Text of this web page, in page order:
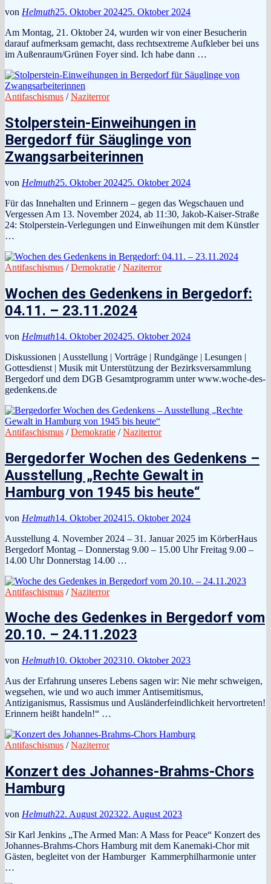
von Helmuth25. Oktober 202425. Oktober 2024
Am Montag, 21. Oktober 24, wurden wir von einer Besucherin
darauf aufmerksam gemacht, dass rechtsextreme Aufkleber bei uns
im Außenraum/Grünen Foyer sind. Ich habe dann …
Antifaschismus /Naziterror
Stolperstein-Einweihungen in
Bergedorf für Säuglinge von
Zwangsarbeiterinnen
von Helmuth25. Oktober 202425. Oktober 2024
Für das Innehalten und Erinnern – gegen das Wegschauen und
Vergessen Am 13. November 2024, ab 11:30, Jakob-Kaiser-Straße
24: Stolperstein-Verlegungen und Einweihungen mit dem Künstler
…
Antifaschismus /Demokratie /Naziterror
Wochen des Gedenkens in Bergedorf:
04.11. – 23.11.2024
von Helmuth14. Oktober 202425. Oktober 2024
Diskussionen | Ausstellung | Vorträge | Rundgänge | Lesungen |
Gottesdienst | Musik mit Unterstützung der Bezirksversammlung
Bergedorf und dem DGB Gesamtprogramm unter www.woche-des-
gedenkens.de
Antifaschismus /Demokratie /Naziterror
Bergedorfer Wochen des Gedenkens –
Ausstellung „Rechte Gewalt in
Hamburg von 1945 bis heute“
von Helmuth14. Oktober 202415. Oktober 2024
Ausstellung 4. November 2024 – 31. Januar 2025 im KörberHaus
Bergedorf Montag – Donnerstag 9.00 – 15.00 Uhr Freitag 9.00 –
14.00 Uhr Donnerstag 14.00 …
Antifaschismus /Naziterror
Woche des Gedenkes in Bergedorf vom
20.10. – 24.11.2023
von Helmuth10. Oktober 202310. Oktober 2023
Aus der Erfahrung unseres Lebens sagen wir: Nie mehr schweigen,
wegsehen, wie und wo auch immer Antisemitismus,
Antiziganismus, Rassismus und Ausländerfeindlichkeit hervortreten!
Erinnern heißt handeln!“ …
Antifaschismus /Naziterror
Konzert des Johannes-Brahms-Chors
Hamburg
von Helmuth22. August 202322. August 2023
Sir Karl Jenkins „The Armed Man: A Mass for Peace“ Konzert des
Johannes-Brahms-Chors Hamburg mit dem Kanemaki-Chor mit
Gästen, begleitet von der Hamburger Kammerphilharmonie unter
…